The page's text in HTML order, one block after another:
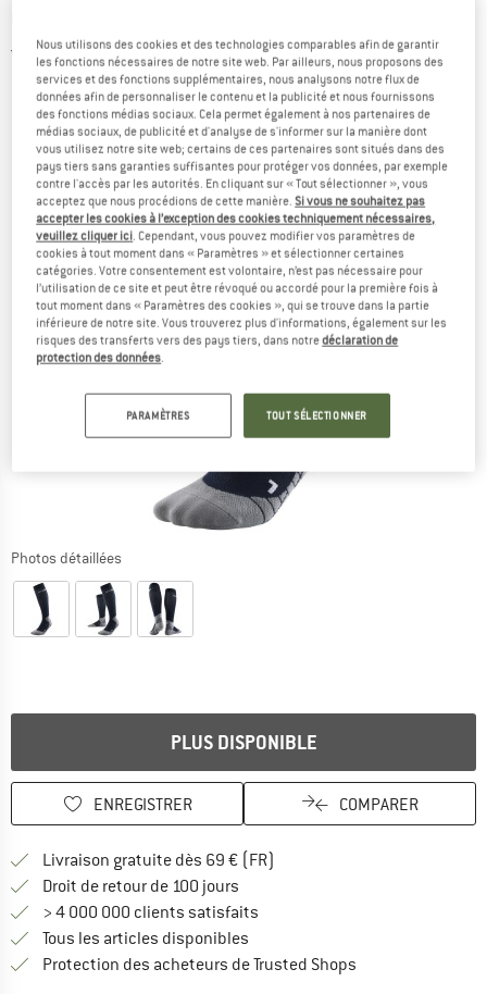
5,0(2)
Photos détaillées
PLUS DISPONIBLE
ENREGISTRER COMPARER
Livraison gratuite dès 69 € (FR)
Droit de retour de 100 jours
> 4 000 000 clients satisfaits
Tous les articles disponibles
Protection des acheteurs de Trusted Shops
Nous utilisons des cookies et des technologies comparables afin de garantir
les fonctions nécessaires de notre site web. Par ailleurs, nous proposons des
services et des fonctions supplémentaires, nous analysons notre flux de
données afin de personnaliser le contenu et la publicité et nous fournissons
des fonctions médias sociaux. Cela permet également à nos partenaires de
médias sociaux, de publicité et d'analyse de s'informer sur la manière dont
vous utilisez notre site web; certains de ces partenaires sont situés dans des
pays tiers sans garanties suffisantes pour protéger vos données, par exemple
contre l'accès par les autorités. En cliquant sur « Tout sélectionner », vous
acceptez que nous procédions de cette manière.Si vous ne souhaitez pas
accepter les cookies à l’exception des cookies techniquement nécessaires,
veuillez cliquer ici. Cependant, vous pouvez modifier vos paramètres de
cookies à tout moment dans « Paramètres » et sélectionner certaines
catégories. Votre consentement est volontaire, n’est pas nécessaire pour
l’utilisation de ce site et peut être révoqué ou accordé pour la première fois à
tout moment dans « Paramètres des cookies », qui se trouve dans la partie
inférieure de notre site. Vous trouverez plus d'informations, également sur les
risques des transferts vers des pays tiers, dans notredéclaration de
protection des données.
PARAMÈTRES TOUT SÉLECTIONNER